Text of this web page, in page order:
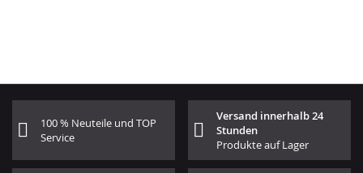
100 % Neuteile und TOP
Service
Versand innerhalb 24
Stunden
Produkte auf Lager